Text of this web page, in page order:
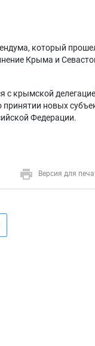
который
Крыма и
с крымской
новых
Федерации.
Версия для